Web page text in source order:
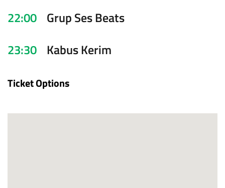
22:00 Grup Ses Beats
23:30 Kabus Kerim
Ticket Options